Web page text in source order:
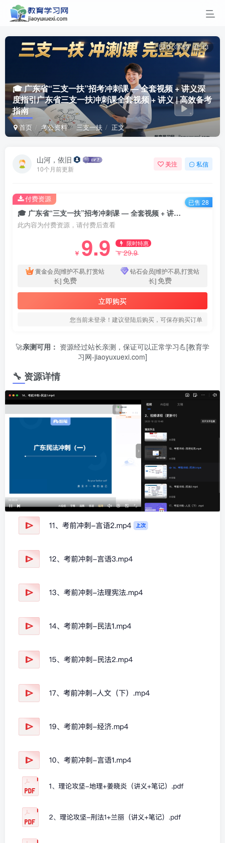
🎓 广东省“三支一扶”招考冲刺课 — 全套视频 + 讲义深
度指引广东省三支一扶冲刺课全套视频 + 讲义 | 高效备考
指南
首页 考公资料 三支一扶 正文
0 59 13
山河，依旧
10个月前更新
关注 私信
🎓 广东省“三支一扶”招考冲刺课 — 全套视频 + 讲义深度指引广东省三支一扶冲刺课全套视频 + 讲义 | 高效备考指南
此内容为付费资源，请付费后查看
￥ 9.9 限时特惠
￥29.9
黄金会员[维护不易,打赏站
长] 免费
钻石会员[维护不易,打赏站
长] 免费
立即购买
您当前未登录！建议登陆后购买，可保存购买订单
付费资源 已售 28
🚀亲测可用： 资源经过站长亲测，保证可以正常学习💪[教育学
习网-jiaoyuxuexi.com]
🔧 资源详情